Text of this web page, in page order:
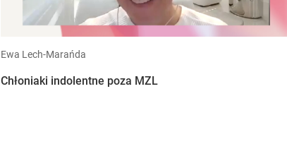
Ewa Lech-Marańda
Chłoniaki indolentne poza MZL